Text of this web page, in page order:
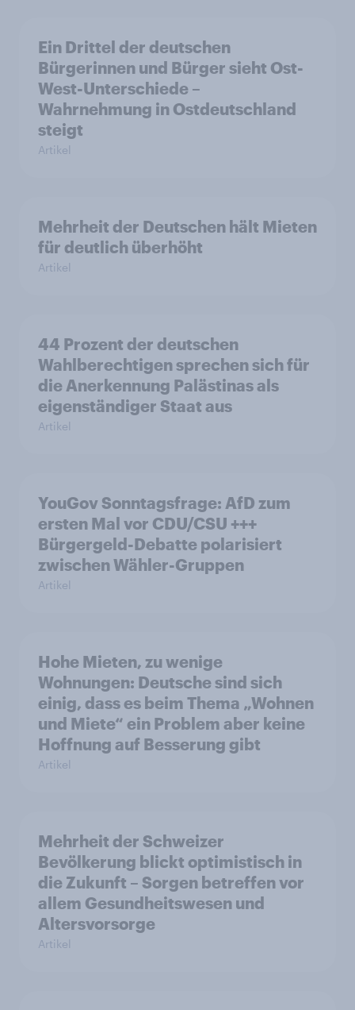
Ein Drittel der deutschen
Bürgerinnen und Bürger sieht Ost-
West-Unterschiede –
Wahrnehmung in Ostdeutschland
steigt
Artikel
Mehrheit der Deutschen hält Mieten
für deutlich überhöht
Artikel
44 Prozent der deutschen
Wahlberechtigen sprechen sich für
die Anerkennung Palästinas als
eigenständiger Staat aus
Artikel
YouGov Sonntagsfrage: AfD zum
ersten Mal vor CDU/CSU +++
Bürgergeld-Debatte polarisiert
zwischen Wähler-Gruppen
Artikel
Hohe Mieten, zu wenige
Wohnungen: Deutsche sind sich
einig, dass es beim Thema „Wohnen
und Miete“ ein Problem aber keine
Hoffnung auf Besserung gibt
Artikel
Mehrheit der Schweizer
Bevölkerung blickt optimistisch in
die Zukunft – Sorgen betreffen vor
allem Gesundheitswesen und
Altersvorsorge
Artikel